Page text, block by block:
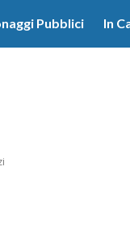
Pubblici In
all'uso dei cookie.